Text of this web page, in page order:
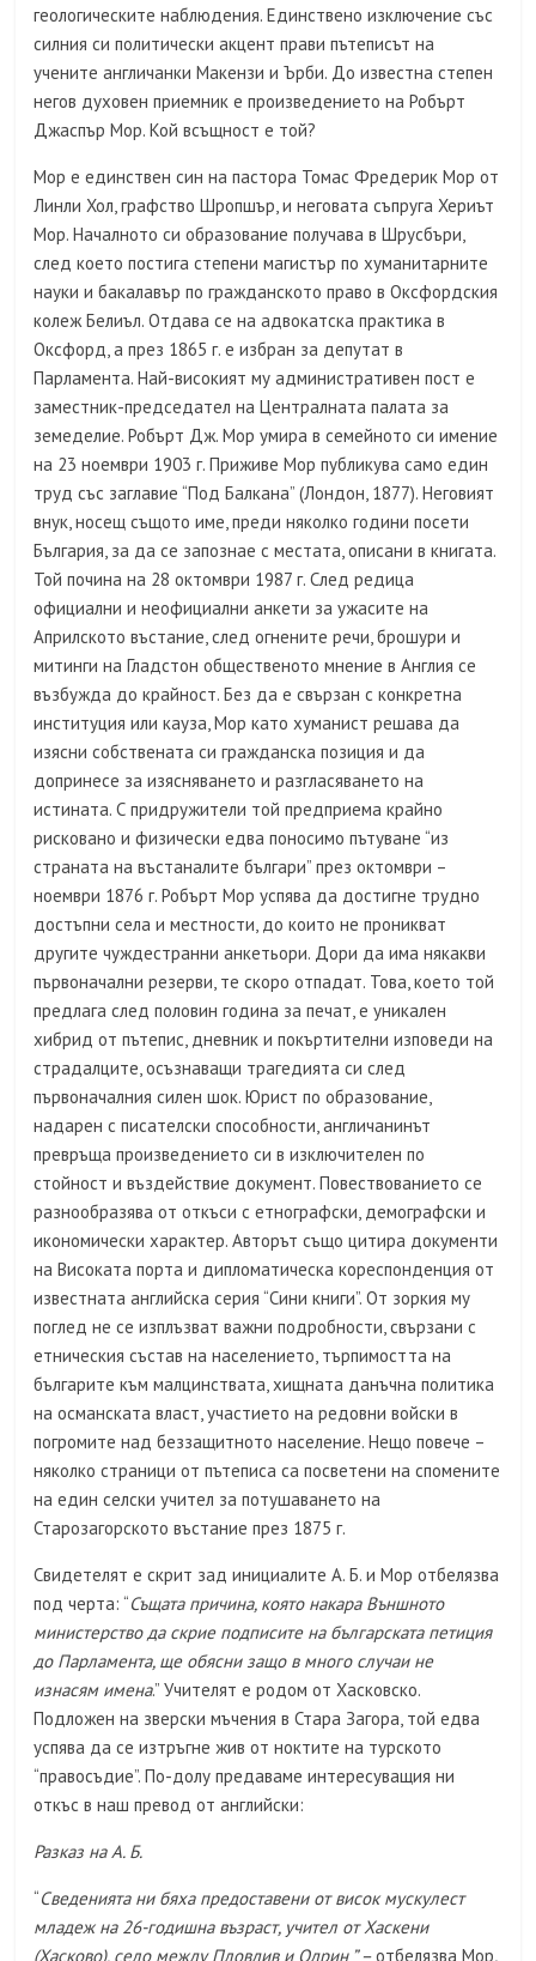
геологическите наблюдения. Единствено изключение със
силния си политически акцент прави пътеписът на
учените англичанки Макензи и Ърби. До известна степен
негов духовен приемник е произведението на Робърт
Джаспър Мор. Кой всъщност е той?
Мор е единствен син на пастора Томас Фредерик Мор от
Линли Хол, графство Шропшър, и неговата съпруга Хериът
Мор. Началното си образование получава в Шрусбъри,
след което постига степени магистър по хуманитарните
науки и бакалавър по гражданското право в Оксфордския
колеж Белиъл. Отдава се на адвокатска практика в
Оксфорд, а през 1865 г. е избран за депутат в
Парламента. Най-високият му административен пост е
заместник-председател на Централната палата за
земеделие. Робърт Дж. Мор умира в семейното си имение
на 23 ноември 1903 г. Приживе Мор публикува само един
труд със заглавие “Под Балкана” (Лондон, 1877). Неговият
внук, носещ същото име, преди няколко години посети
България, за да се запознае с местата, описани в книгата.
Той почина на 28 октомври 1987 г. След редица
официални и неофициални анкети за ужасите на
Априлското въстание, след огнените речи, брошури и
митинги на Гладстон общественото мнение в Англия се
възбужда до крайност. Без да е свързан с конкретна
институция или кауза, Мор като хуманист решава да
изясни собствената си гражданска позиция и да
допринесе за изясняването и разгласяването на
истината. С придружители той предприема крайно
рисковано и физически едва поносимо пътуване “из
страната на въстаналите българи” през октомври –
ноември 1876 г. Робърт Мор успява да достигне трудно
достъпни села и местности, до които не проникват
другите чуждестранни анкетьори. Дори да има някакви
първоначални резерви, те скоро отпадат. Това, което той
предлага след половин година за печат, е уникален
хибрид от пътепис, дневник и покъртителни изповеди на
страдалците, осъзнаващи трагедията си след
първоначалния силен шок. Юрист по образование,
надарен с писателски способности, англичанинът
превръща произведението си в изключителен по
стойност и въздействие документ. Повествованието се
разнообразява от откъси с етнографски, демографски и
икономически характер. Авторът също цитира документи
на Високата порта и дипломатическа кореспонденция от
известната английска серия “Сини книги”. От зоркия му
поглед не се изплъзват важни подробности, свързани с
етническия състав на населението, търпимостта на
българите към малцинствата, хищната данъчна политика
на османската власт, участието на редовни войски в
погромите над беззащитното население. Нещо повече –
няколко страници от пътеписа са посветени на спомените
на един селски учител за потушаването на
Старозагорското въстание през 1875 г.
Свидетелят е скрит зад инициалите А. Б. и Мор отбелязва
под черта: “Същата причина, която накара Външното
министерство да скрие подписите на българската петиция
до Парламента, ще обясни защо в много случаи не
изнасям имена.” Учителят е родом от Хасковско.
Подложен на зверски мъчения в Стара Загора, той едва
успява да се изтръгне жив от ноктите на турското
“правосъдие”. По-долу предаваме интересуващия ни
откъс в наш превод от английски:
Разказ на А. Б.
“Сведенията ни бяха предоставени от висок мускулест
младеж на 26-годишна възраст, учител от Хаскени
(Хасково), село между Пловдив и Одрин ” –отбелязва Мор.